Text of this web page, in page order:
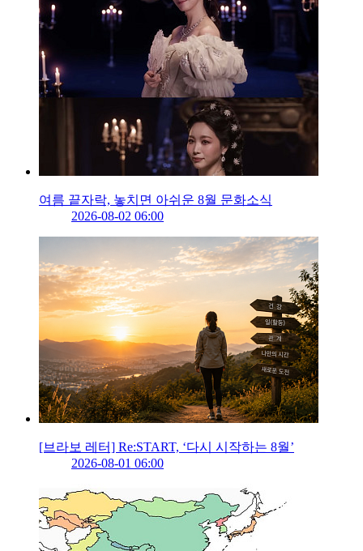
여름 끝자락, 놓치면 아쉬운 8월 문화소식
2026-08-02 06:00
[브라보 레터] Re:START, ‘다시 시작하는 8월’
2026-08-01 06:00